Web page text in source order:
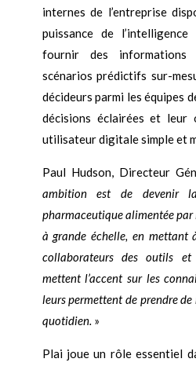
internes de l’entreprise
puissance de
fournir des informations
scénarios prédictifs sur-
décideurs parmi les équipes
décisions éclairées et leur
utilisateur digitale simple et
Paul Hudson, Directeur
ambition est de devenir
pharmaceutique alimentée
à grande échelle, en mettant
collaborateurs des outils
mettent l’accent sur les
leurs permettent de prendre
quotidien. »
Plai joue un rôle essentiel